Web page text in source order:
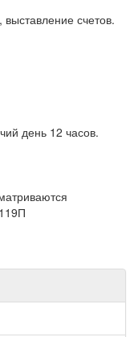
счетов.
день 12 часов.